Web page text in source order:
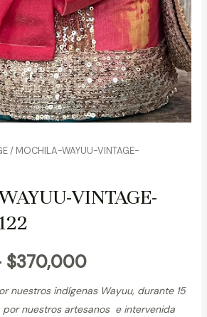
/ MOCHILA-WAYUU-VINTAGE-
VINTAGE-
$370,000
nuestros indígenas Wayuu, durante 15
por nuestros artesanos e intervenida